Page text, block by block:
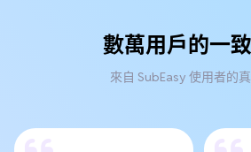
數萬用戶的一
來自 SubEasy 使用者的